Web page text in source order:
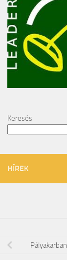
Keresés
HÍREK